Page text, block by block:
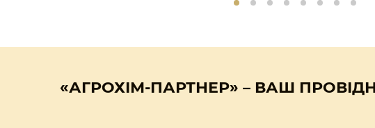
«АГРОХІМ-ПАРТНЕР» – ВАШ